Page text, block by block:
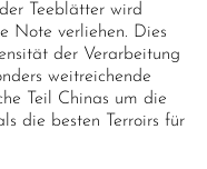
Teeblätter wird
Note verliehen. Dies
der Verarbeitung
weitreichende
Teil Chinas um die
die besten Terroirs für